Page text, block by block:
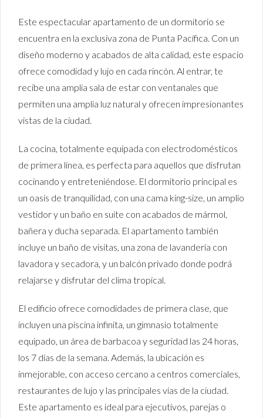
Este espectacular apartamento de un dormitorio se
encuentra en la exclusiva zona de Punta Pacífica. Con un
diseño moderno y acabados de alta calidad, este espacio
ofrece comodidad y lujo en cada rincón. Al entrar, te
recibe una amplia sala de estar con ventanales que
permiten una amplia luz natural y ofrecen impresionantes
vistas de la ciudad.
La cocina, totalmente equipada con electrodomésticos
de primera línea, es perfecta para aquellos que disfrutan
cocinando y entreteniéndose. El dormitorio principal es
un oasis de tranquilidad, con una cama king-size, un amplio
vestidor y un baño en suite con acabados de mármol,
bañera y ducha separada. El apartamento también
incluye un baño de visitas, una zona de lavandería con
lavadora y secadora, y un balcón privado donde podrá
relajarse y disfrutar del clima tropical.
El edificio ofrece comodidades de primera clase, que
incluyen una piscina infinita, un gimnasio totalmente
equipado, un área de barbacoa y seguridad las 24 horas,
los 7 días de la semana. Además, la ubicación es
inmejorable, con acceso cercano a centros comerciales,
restaurantes de lujo y las principales vías de la ciudad.
Este apartamento es ideal para ejecutivos, parejas o